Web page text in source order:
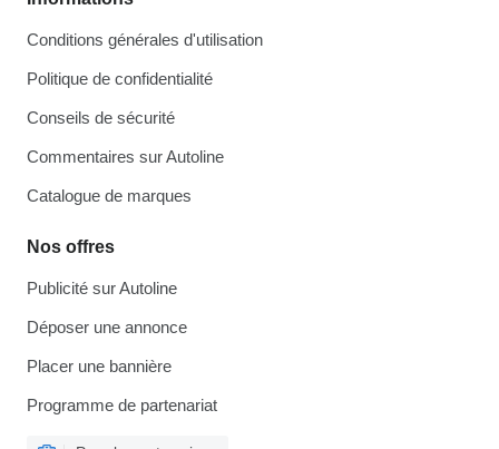
Conditions générales d'utilisation
Politique de confidentialité
Conseils de sécurité
Commentaires sur Autoline
Catalogue de marques
Nos offres
Publicité sur Autoline
Déposer une annonce
Placer une bannière
Programme de partenariat